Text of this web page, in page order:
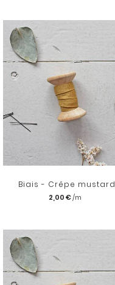
Biais - Crêpe mustard
2,00 €